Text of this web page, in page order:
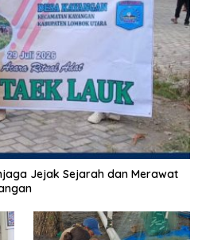
Jejak Sejarah dan Merawat